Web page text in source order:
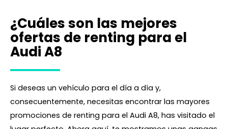
¿Cuáles son las mejores
ofertas de renting para el
Audi A8
Si deseas un vehículo para el día a día y,
consecuentemente, necesitas encontrar las mayores
promociones de renting para el Audi A8, has visitado el